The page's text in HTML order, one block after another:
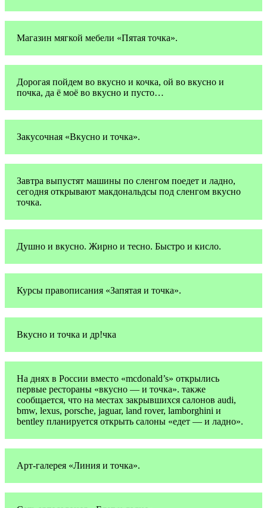
Магазин мягкой мебели «Пятая точка».
Дорогая пойдем во вкусно и кочка, ой во вкусно и
почка, да ё моё во вкусно и пусто…
Закусочная «Вкусно и точка».
Завтра выпустят машины по сленгом поедет и ладно,
сегодня открывают макдональдсы под сленгом вкусно
точка.
Душно и вкусно. Жирно и тесно. Быстро и кисло.
Курсы правописания «Запятая и точка».
Вкусно и точка и др!чка
На днях в России вместо «mcdonald’s» открылись
первые рестораны «вкусно — и точка». также
сообщается, что на местах закрывшихся салонов audi,
bmw, lexus, porsche, jaguar, land rover, lamborghini и
bentley планируется открыть салоны «едет — и ладно».
Арт-галерея «Линия и точка».